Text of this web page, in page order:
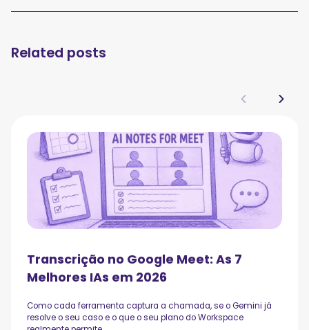
Related posts
Transcrição no Google Meet: As 7
Melhores IAs em 2026
Como cada ferramenta captura a chamada, se o Gemini já
resolve o seu caso e o que o seu plano do Workspace